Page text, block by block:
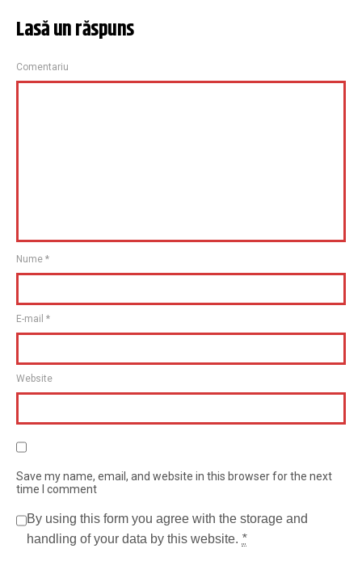
Lasă un răspuns
Comentariu
Nume *
E-mail *
Website
Save my name, email, and website in this browser for the next
time I comment
By using this form you agree with the storage and
handling of your data by this website. *